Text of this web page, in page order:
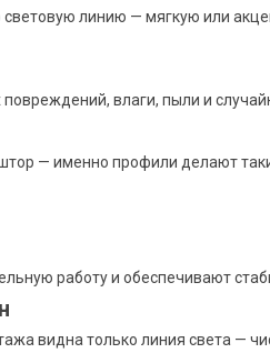
линию — мягкую или
влаги, пыли и
— именно профили делают
работу и обеспечивают
видна только линия света —